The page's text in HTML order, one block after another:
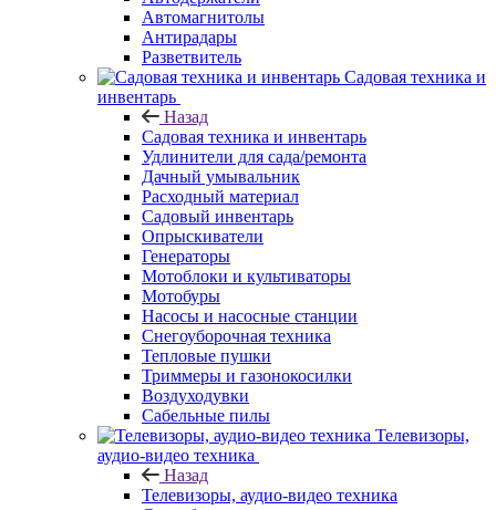
Автомагнитолы
Антирадары
Разветвитель
Садовая техника и
инвентарь
Назад
Садовая техника и инвентарь
Удлинители для сада/ремонта
Дачный умывальник
Расходный материал
Садовый инвентарь
Опрыскиватели
Генераторы
Мотоблоки и культиваторы
Мотобуры
Насосы и насосные станции
Снегоуборочная техника
Тепловые пушки
Триммеры и газонокосилки
Воздуходувки
Сабельные пилы
Телевизоры,
аудио-видео техника
Назад
Телевизоры, аудио-видео техника